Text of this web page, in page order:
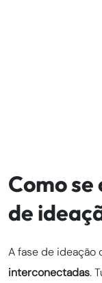
Como
de
A fase de ideação
interconectadas.